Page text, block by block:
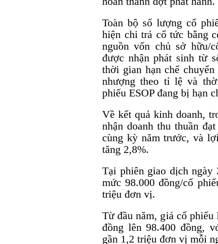
Toàn bộ số lượng cổ
hiện chi trả cổ tức bằng
nguồn vốn chủ sở hữu/
được nhận phát sinh từ
thời gian hạn chế
nhượng theo tỉ lệ và
phiếu ESOP đang bị hạn
Về kết quả kinh doanh,
nhận doanh thu thuần
cùng kỳ năm trước, và
tăng 2,8%.
Tại phiên giao dịch ngày
mức 98.000 đồng/cổ
triệu đơn vị.
Từ đầu năm, giá cổ
đồng lên 98.400 đồng,
gần 1,2 triệu đơn vị mỗi